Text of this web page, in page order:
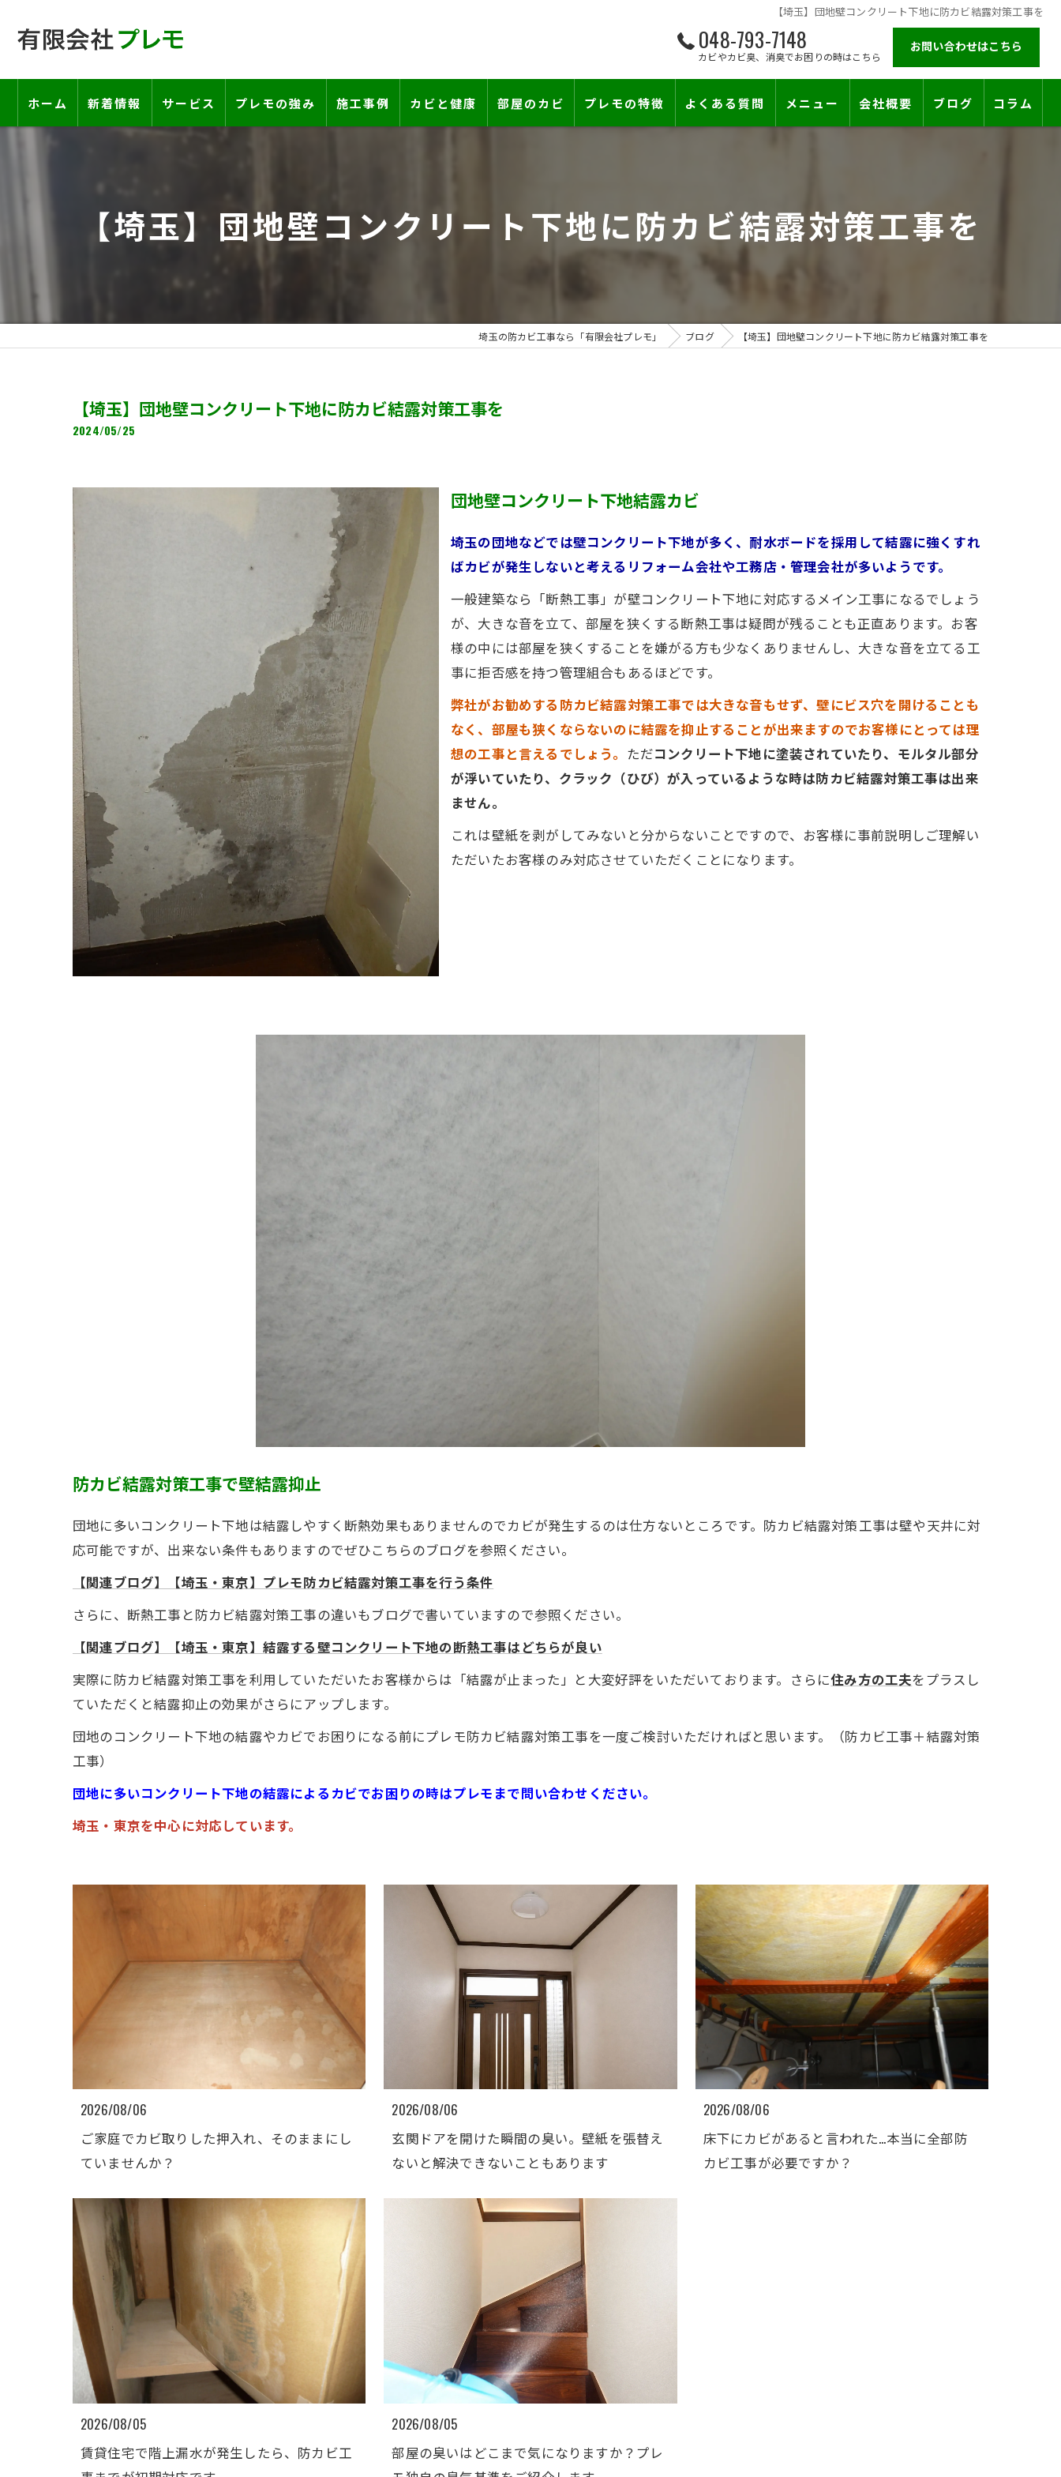
【埼玉】団地壁コンクリート下地に防カビ結露対策工事を
048-793-7148
カビやカビ臭、消臭でお困りの時はこちら
お問い合わせはこちら
ホーム 新着情報 サービス プレモの強み 施工事例 カビと健康 部屋のカビ
壁紙カビ・壁紙下地のカビ
カビと結露対策
半地下・地下室のカビ
プレモの特徴
コンクリートのカビ
部屋の除菌消臭
よくある質問 メニュー 会社概要 ブログ コラム
【埼玉】団地壁コンクリート下地に防カビ結露対策工事を
埼玉の防カビ工事なら「有限会社プレモ」 ブログ 【埼玉】団地壁コンクリート下地に防カビ結露対策工事を
【埼玉】団地壁コンクリート下地に防カビ結露対策工事を
2024/05/25
団地壁コンクリート下地結露カビ
埼玉の団地などでは壁コンクリート下地が多く、耐水ボードを採用して結露に強くすれ
ばカビが発生しないと考えるリフォーム会社や工務店・管理会社が多いようです。
一般建築なら「断熱工事」が壁コンクリート下地に対応するメイン工事になるでしょう
が、大きな音を立て、部屋を狭くする断熱工事は疑問が残ることも正直あります。お客
様の中には部屋を狭くすることを嫌がる方も少なくありませんし、大きな音を立てる工
事に拒否感を持つ管理組合もあるほどです。
弊社がお勧めする防カビ結露対策工事では大きな音もせず、壁にビス穴を開けることも
なく、部屋も狭くならないのに結露を抑止することが出来ますのでお客様にとっては理
想の工事と言えるでしょう。 ただコンクリート下地に塗装されていたり、モルタル部分
が浮いていたり、クラック（ひび）が入っているような時は防カビ結露対策工事は出来
ません。
これは壁紙を剥がしてみないと分からないことですので、お客様に事前説明しご理解い
ただいたお客様のみ対応させていただくことになります。
防カビ結露対策工事で壁結露抑止
団地に多いコンクリート下地は結露しやすく断熱効果もありませんのでカビが発生するのは仕方ないところです。防カビ結露対策工事は壁や天井に対
応可能ですが、出来ない条件もありますのでぜひこちらのブログを参照ください。
【関連ブログ】【埼玉・東京】プレモ防カビ結露対策工事を行う条件
さらに、断熱工事と防カビ結露対策工事の違いもブログで書いていますので参照ください。
【関連ブログ】【埼玉・東京】結露する壁コンクリート下地の断熱工事はどちらが良い
実際に防カビ結露対策工事を利用していただいたお客様からは「結露が止まった」と大変好評をいただいております。さらに住み方の工夫をプラスし
ていただくと結露抑止の効果がさらにアップします。
団地のコンクリート下地の結露やカビでお困りになる前にプレモ防カビ結露対策工事を一度ご検討いただければと思います。（防カビ工事＋結露対策
工事）
団地に多いコンクリート下地の結露によるカビでお困りの時はプレモまで問い合わせください。
埼玉・東京を中心に対応しています。
2026/08/06
ご家庭でカビ取りした押入れ、そのままにし
ていませんか？
2026/08/06
玄関ドアを開けた瞬間の臭い。壁紙を張替え
ないと解決できないこともあります
2026/08/06
床下にカビがあると言われた…本当に全部防
カビ工事が必要ですか？
2026/08/05
賃貸住宅で階上漏水が発生したら、防カビ工
2026/08/05
部屋の臭いはどこまで気になりますか？プレ